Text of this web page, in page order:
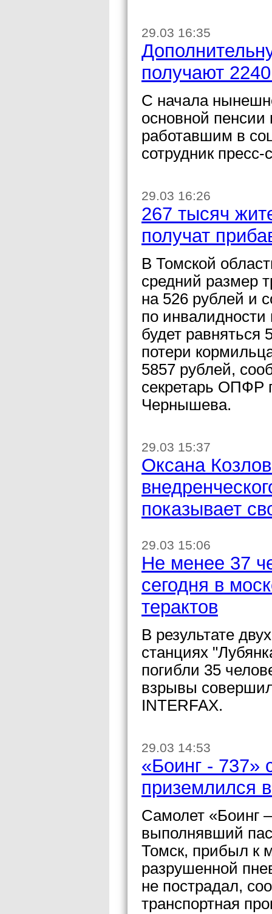
29.03 16:35
получают
С начала
основной
работавшим в
сотрудник
29.03 16:26
267 тысяч
получат
В Томской
средний размер
на 526 рублей и
по инвалидности
будет равняться
потери
5857 рублей,
секретарь ОПФР
Чернышева.
29.03 15:37
Оксана
показывает
29.03 15:06
Не менее 37
сегодня в
терактов
В результате
станциях
погибли 35
взрывы
INTERFAX.
29.03 14:53
«Боинг -
приземлился
Самолет «Боинг
выполнявший
Томск, прибыл к
разрушенной
не пострадал,
транспортная